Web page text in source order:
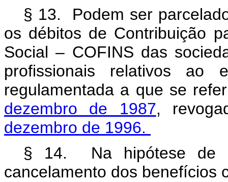
§ 13. Podem ser
os débitos de Contribuição
Social – COFINS das
profissionais relativos ao
regulamentada a que se
dezembro de 1987,
dezembro de 1996.
§ 14. Na hipótese de
cancelamento dos benefícios